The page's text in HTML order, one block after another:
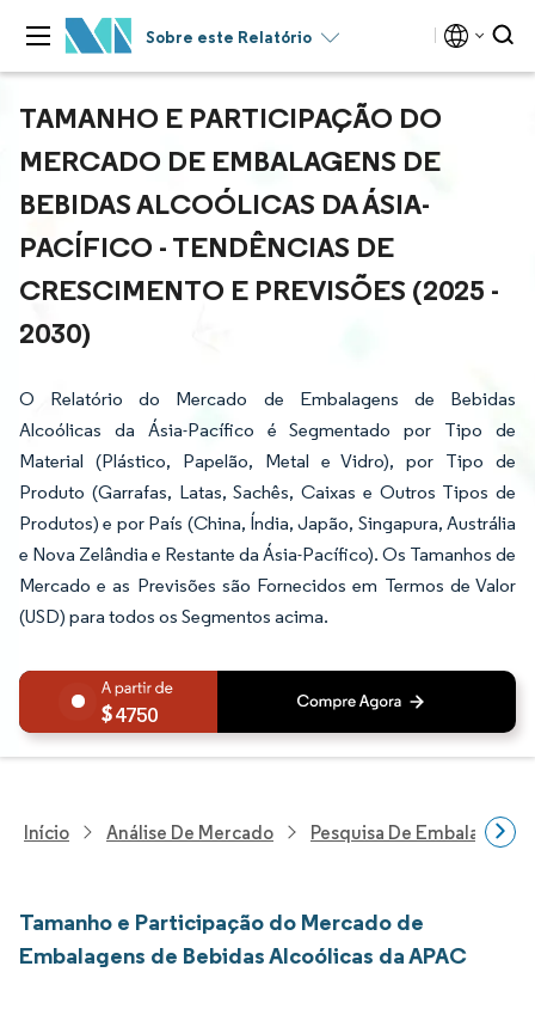
Sobre este Relatório
TAMANHO E PARTICIPAÇÃO DO
MERCADO DE EMBALAGENS DE
BEBIDAS ALCOÓLICAS DA ÁSIA-
PACÍFICO - TENDÊNCIAS DE
CRESCIMENTO E PREVISÕES (2025 -
2030)
O Relatório do Mercado de Embalagens de Bebidas
Alcoólicas da Ásia-Pacífico é Segmentado por Tipo de
Material (Plástico, Papelão, Metal e Vidro), por Tipo de
Produto (Garrafas, Latas, Sachês, Caixas e Outros Tipos de
Produtos) e por País (China, Índia, Japão, Singapura, Austrália
e Nova Zelândia e Restante da Ásia-Pacífico). Os Tamanhos de
Mercado e as Previsões são Fornecidos em Termos de Valor
(USD) para todos os Segmentos acima.
4750
Início Análise De Mercado Pesquisa De Embalagens
Tamanho e Participação do Mercado de
Embalagens de Bebidas Alcoólicas da APAC